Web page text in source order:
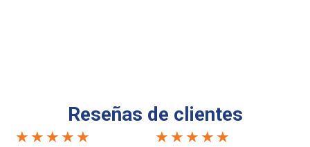
Reseñas de clientes
★ ★ ★ ★ ★ ★ ★ ★ ★ ★